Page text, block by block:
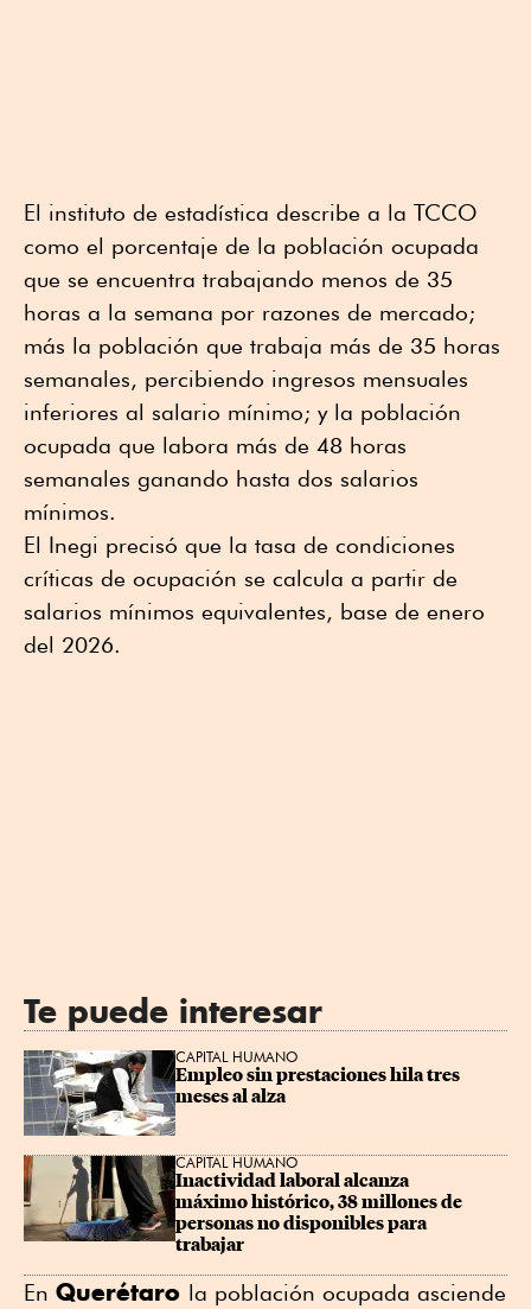
El instituto de estadística describe a la TCCO
como el porcentaje de la población ocupada
que se encuentra trabajando menos de 35
horas a la semana por razones de mercado;
más la población que trabaja más de 35 horas
semanales, percibiendo ingresos mensuales
inferiores al salario mínimo; y la población
ocupada que labora más de 48 horas
semanales ganando hasta dos salarios
mínimos.
El Inegi precisó que la tasa de condiciones
críticas de ocupación se calcula a partir de
salarios mínimos equivalentes, base de enero
del 2026.
Te puede interesar
CAPITAL HUMANO
Empleo sin prestaciones hila tres
meses al alza
CAPITAL HUMANO
Inactividad laboral alcanza
máximo histórico, 38 millones de
personas no disponibles para
trabajar
En Querétaro la población ocupada asciende